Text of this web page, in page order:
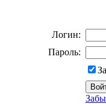
Логин:
Пароль: